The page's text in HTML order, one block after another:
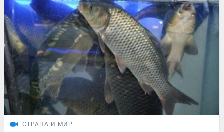
СТРАНА И МИР